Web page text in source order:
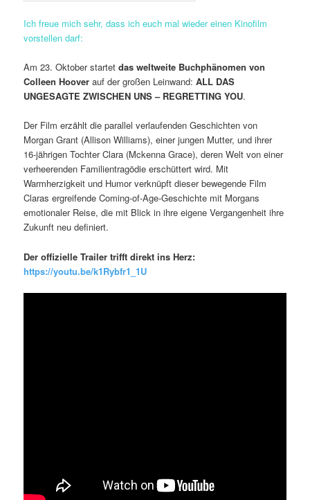
Ich freue mich sehr, dass ich euch mal wieder einen Kinofilm
vorstellen darf:
Am 23. Oktober startetdas weltweite Buchphänomen von
Colleen Hooverauf der großen Leinwand:ALL DAS
UNGESAGTE ZWISCHEN UNS – REGRETTING YOU.
Der Film erzählt die parallel verlaufenden Geschichten von
Morgan Grant (Allison Williams), einer jungen Mutter, und ihrer
16-jährigen Tochter Clara (Mckenna Grace), deren Welt von einer
verheerenden Familientragödie erschüttert wird. Mit
Warmherzigkeit und Humor verknüpft dieser bewegende Film
Claras ergreifende Coming-of-Age-Geschichte mit Morgans
emotionaler Reise, die mit Blick in ihre eigene Vergangenheit ihre
Zukunft neu definiert.
Der offizielle Trailer trifft direkt ins Herz:
https://youtu.be/k1Rybfr1_1U